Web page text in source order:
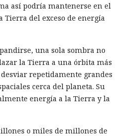
así podría mantenerse en el
Tierra del exceso de energía
una sola sombra no
la Tierra a una órbita más
repetidamente grandes
cerca del planeta. Su
energía a la Tierra y la
o miles de millones de